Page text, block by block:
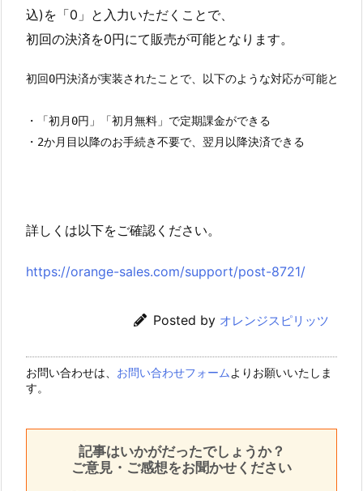
込)を「0」と入力いただくことで、
初回の決済を0円にて販売が可能となります。
初回0円決済が実装されたことで、以下のような対応が可能とな
・「初月0円」「初月無料」で定期課金ができる
・2か月目以降のお手続き不要で、翌月以降決済できる
詳しくは以下をご確認ください。
https://orange-sales.com/support/post-8721/
Posted by オレンジスピリッツ
お問い合わせは、 お問い合わせフォーム よりお願いいたしま
す。
記事はいかがだったでしょうか？
ご意見・ご感想をお聞かせください